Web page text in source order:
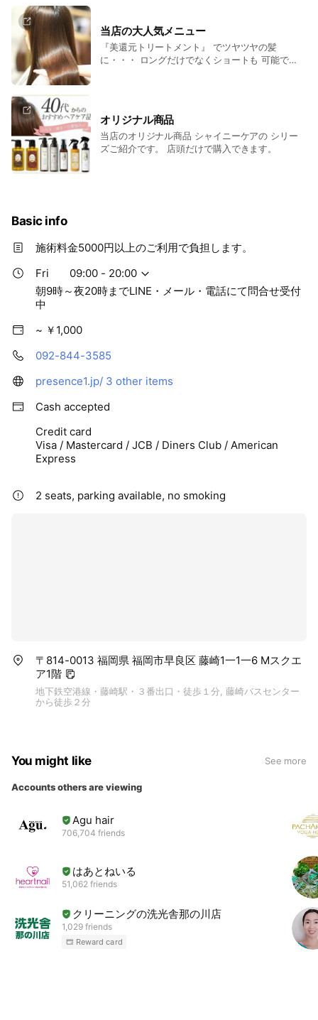
当店の大人気メニュー
『美還元トリートメント』 でツヤツヤの髪
に・・・ ロングだけでなくショートも 可能で
オリジナル商品
当店のオリジナル商品 シャイニーケアの シリー
ズご紹介です。 店頭だけで購入できます。
Basic info
施術料金5000円以上のご利用で負担します。
Fri
09:00 - 20:00
朝9時～夜20時までLINE・メール・電話にて問合せ受付
中
~ ￥1,000
092-844-3585
presence1.jp/ 3 other items
Cash accepted
Credit card
Visa / Mastercard / JCB / Diners Club / American
Express
2 seats, parking available, no smoking
〒814-0013 福岡県 福岡市早良区 藤崎1一1一6 Mスクエ
ア1階
地下鉄空港線・藤崎駅・３番出口・徒歩１分, 藤崎バスセンター
から徒歩２分
You might like See more
Accounts others are viewing
Agu hair
706,704 friends
はあとねいる
51,062 friends
クリーニングの洗光舎那の川店
1,029 friends
Reward card